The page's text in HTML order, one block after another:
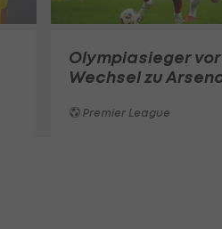
Olympiasieger vor
Wechsel zu
Premier League